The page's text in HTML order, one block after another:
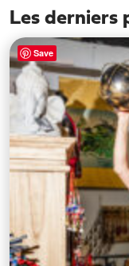
Les derniers
Save